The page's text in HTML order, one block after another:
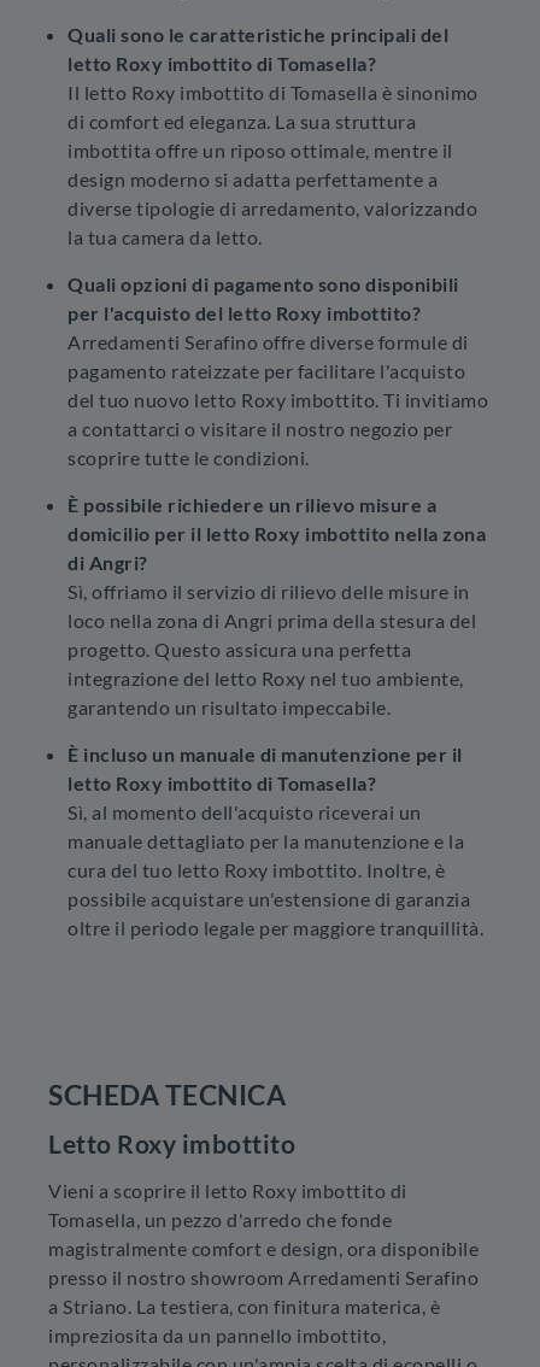
Quali sono le caratteristiche principali del
letto Roxy imbottito di Tomasella?
Il letto Roxy imbottito di Tomasella è sinonimo
di comfort ed eleganza. La sua struttura
imbottita offre un riposo ottimale, mentre il
design moderno si adatta perfettamente a
diverse tipologie di arredamento, valorizzando
la tua camera da letto.
Quali opzioni di pagamento sono disponibili
per l'acquisto del letto Roxy imbottito?
Arredamenti Serafino offre diverse formule di
pagamento rateizzate per facilitare l'acquisto
del tuo nuovo letto Roxy imbottito. Ti invitiamo
a contattarci o visitare il nostro negozio per
scoprire tutte le condizioni.
È possibile richiedere un rilievo misure a
domicilio per il letto Roxy imbottito nella zona
di Angri?
Sì, offriamo il servizio di rilievo delle misure in
loco nella zona di Angri prima della stesura del
progetto. Questo assicura una perfetta
integrazione del letto Roxy nel tuo ambiente,
garantendo un risultato impeccabile.
È incluso un manuale di manutenzione per il
letto Roxy imbottito di Tomasella?
Sì, al momento dell'acquisto riceverai un
manuale dettagliato per la manutenzione e la
cura del tuo letto Roxy imbottito. Inoltre, è
possibile acquistare un'estensione di garanzia
oltre il periodo legale per maggiore tranquillità.
SCHEDA TECNICA
Letto Roxy imbottito
Vieni a scoprire il letto Roxy imbottito di
Tomasella, un pezzo d'arredo che fonde
magistralmente comfort e design, ora disponibile
presso il nostro showroom Arredamenti Serafino
a Striano. La testiera, con finitura materica, è
impreziosita da un pannello imbottito,